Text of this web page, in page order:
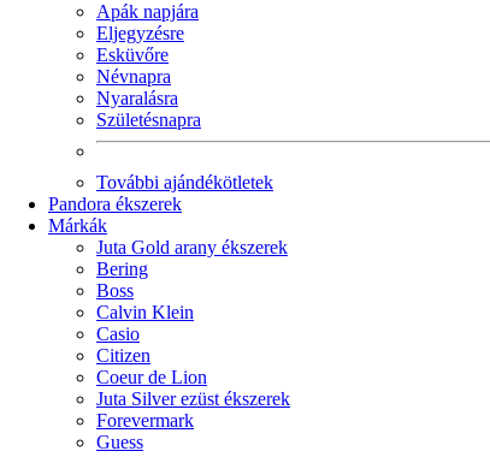
Apák napjára
Eljegyzésre
Esküvőre
Névnapra
Nyaralásra
Születésnapra
További ajándékötletek
Pandora ékszerek
Márkák
Juta Gold arany ékszerek
Bering
Boss
Calvin Klein
Casio
Citizen
Coeur de Lion
Juta Silver ezüst ékszerek
Forevermark
Guess